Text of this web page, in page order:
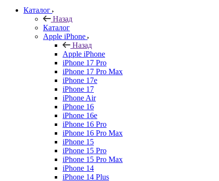
Каталог
Назад
Каталог
Apple iPhone
Назад
Apple iPhone
iPhone 17 Pro
iPhone 17 Pro Max
iPhone 17e
iPhone 17
iPhone Air
iPhone 16
iPhone 16e
iPhone 16 Pro
iPhone 16 Pro Max
iPhone 15
iPhone 15 Pro
iPhone 15 Pro Max
iPhone 14
iPhone 14 Plus